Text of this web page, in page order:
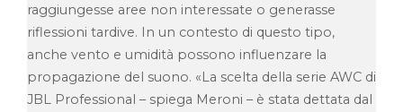
raggiungesse aree non interessate o generasse
riflessioni tardive. In un contesto di questo tipo,
anche vento e umidità possono influenzare la
propagazione del suono. «La scelta della serie AWC di
JBL Professional – spiega Meroni – è stata dettata dal